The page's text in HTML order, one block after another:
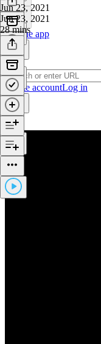
Get the app
Create accountLog in
Jun 23, 2021
Jun 23, 2021
28 mins